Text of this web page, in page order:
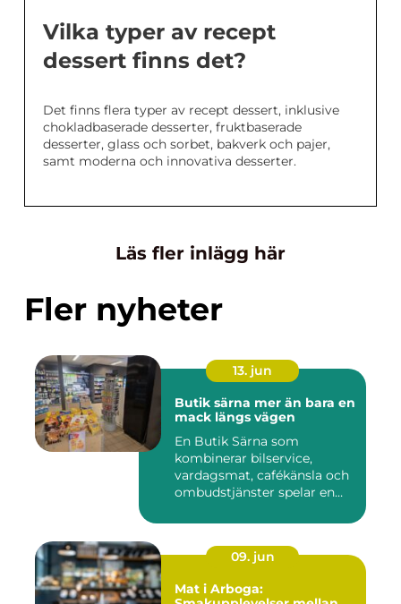
Vilka typer av recept
dessert finns det?
Det finns flera typer av recept dessert, inklusive
chokladbaserade desserter, fruktbaserade
desserter, glass och sorbet, bakverk och pajer,
samt moderna och innovativa desserter.
Läs fler inlägg här
Fler nyheter
13. jun
Butik särna mer än bara en
mack längs vägen
En Butik Särna som
kombinerar bilservice,
vardagsmat, cafékänsla och
ombudstjänster spelar en
09. jun
Mat i Arboga: